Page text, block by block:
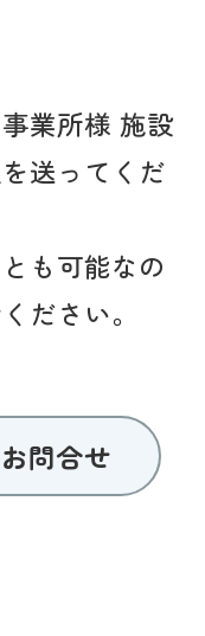
業所様 施設
送ってくだ
も可能なの
ださい。
問合せ